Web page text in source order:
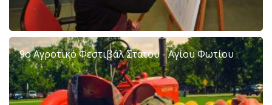
9ο Αγροτικό Φεστιβάλ Στατού - Αγίου Φωτίου